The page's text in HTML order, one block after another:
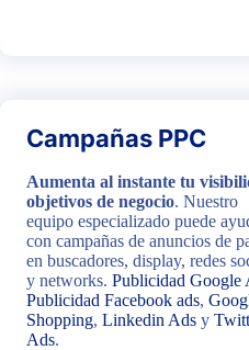
Campañas PPC
Aumenta al instante tu
objetivos de negocio. Nuestro
equipo especializado puede
con campañas de anuncios de
en buscadores, display, redes
y networks. Publicidad Google
Publicidad Facebook ads,
Shopping, Linkedin Ads y
Ads.